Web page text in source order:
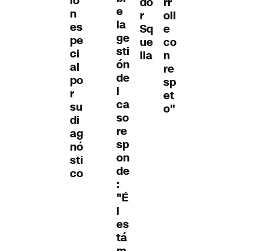
n
es
pe
ci
al
po
r
su
di
ag
nó
sti
co
e
la
ge
sti
ón
de
l
ca
so
re
sp
on
de
:
"É
l
es
tá
r
Sq
ue
lla
oll
e
co
n
re
sp
et
o"